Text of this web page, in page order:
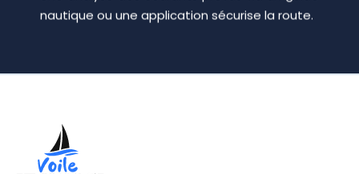
nautique ou une application sécurise la route.